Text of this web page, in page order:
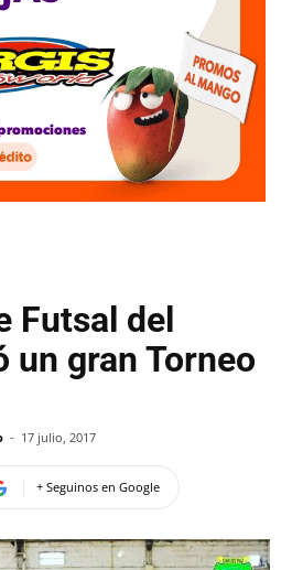
Futsal del
un gran Torneo
- 17 julio, 2017
+ Seguinos en Google